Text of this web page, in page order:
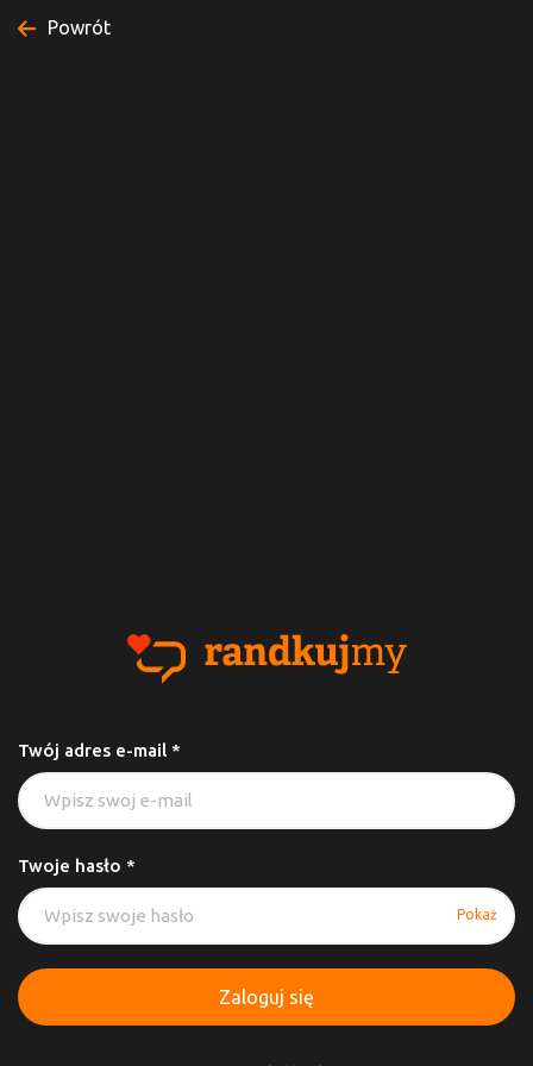
Powrót
Twój adres e-mail *
Twoje hasło *
Pokaż
Zaloguj się